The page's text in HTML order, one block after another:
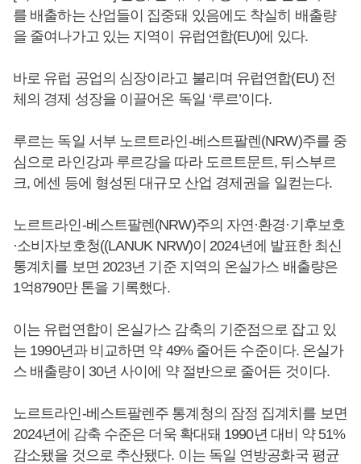
를 배출하는 산업들이 집중돼 있음에도 착실히 배출량
을 줄여나가고 있는 지역이 유럽연합(EU)에 있다.
바로 유럽 공업의 심장이라고 불리며 유럽연합(EU) 전
체의 경제 성장을 이끌어온 독일 ‘루르’이다.
루르는 독일 서부 노르트라인-베스트팔렌(NRW)주를 중
심으로 라인강과 루르강을 따라 도르트문트, 뒤스부르
크, 에센 등에 형성된 대규모 산업 경제권을 일컫는다.
노르트라인-베스트팔렌(NRW)주의 자연·환경·기후보호
·소비자보호청((LANUK NRW)이 2024년에 발표한 최신
통계치를 보면 2023년 기준 지역의 온실가스 배출량은
1억8790만 톤을 기록했다.
이는 유럽연합이 온실가스 감축의 기준점으로 잡고 있
는 1990년과 비교하면 약 49% 줄어든 수준이다. 온실가
스 배출량이 30년 사이에 약 절반으로 줄어든 것이다.
노르트라인-베스트팔렌주 통계청의 잠정 집계치를 보면
2024년에 감축 수준은 더욱 확대돼 1990년 대비 약 51%
감소됐을 것으로 추산됐다. 이는 독일 연방공화국 평균